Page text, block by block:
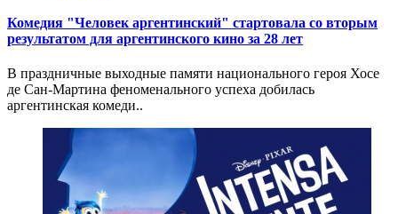
Комедия "Человек аргентинский" стартовала со вторым
результатом для аргентинского кино за 28 лет
В праздничные выходные памяти национального героя Хосе
де Сан-Мартина феноменального успеха добилась
аргентинская комеди..